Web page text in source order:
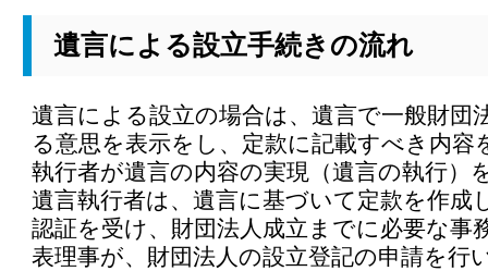
遺言による設立手続きの流れ
遺言による設立の場合は、遺言で一般財団
る意思を表示をし、定款に記載すべき内容
執行者が遺言の内容の実現（遺言の執行）
遺言執行者は、遺言に基づいて定款を作成
認証を受け、財団法人成立までに必要な事
表理事が、財団法人の設立登記の申請を行